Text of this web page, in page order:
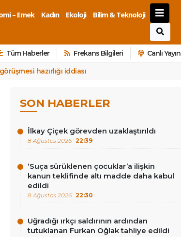
– Emek Kadın Ekoloji
Bilim & Teknoloji
Tüm Haberler Frekans Bilgileri Canlı Yayın
hazırlığı iddiası
SON HABERLER
İlkay Çiçek görevden uzaklaştırıldı
8 Ağustos 2026 22:39
‘Suça sürüklenen çocuklar’a ilişkin
kanun teklifinde altı madde daha kabul
edildi
8 Ağustos 2026 22:30
Uğradığı ırkçı saldırının ardından
tutuklanan Furkan Oğlak tahliye edildi